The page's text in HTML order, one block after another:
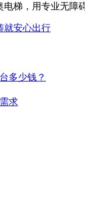
梯，用专业无障
就安心出行
多少钱？
求